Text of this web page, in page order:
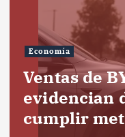
Economía
Ventas de
evidencian
cumplir